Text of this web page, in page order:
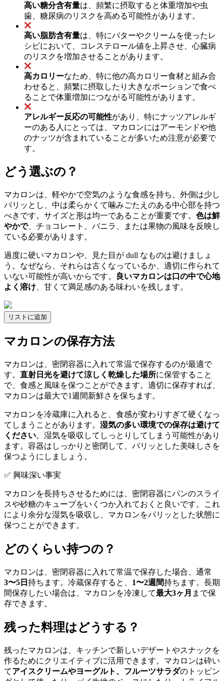
高い糖分含有量は、頻繁に摂取すると体重増加や虫
歯、糖尿病のリスクを高める可能性があります。
高い脂肪含有量は、特にバターやクリームを使ったレ
シピにおいて、コレステロール値を上昇させ、心臓病
のリスクを増加させることがあります。
高カロリーなため、特に他の高カロリー食材と組み合
わせると、頻繁に摂取したり大きなポーションで食べ
ることで体重増加につながる可能性があります。
アレルギー反応の可能性があり、特にナッツアレルギ
ーのある人にとっては、マカロンにはアーモンドや他
のナッツが含まれていることが多いため注意が必要で
す。
どう選ぶの？
マカロンは、軽やかで空気のような食感を持ち、外側は少し
パリッとし、中は柔らかくて噛みごたえのある中心部を持つ
べきです。サイズと形は均一であることが重要です。 色は鮮
やかで、チョコレート、バニラ、または果物の風味を反映し
ている必要があります。
過度に硬いマカロンや、見た目が dull なものは避けましょ
う。なぜなら、それらは古くなっているか、適切に作られて
いない可能性が高いからです。
良いマカロンは口の中で心地
よく溶け 、甘くて満足感のある味わいを残します。
リストに追加
マカロンの保存方法
マカロンは、密閉容器に入れて常温で保存するのが最適で
す。 直射日光を避けて涼しく乾燥した場所に保管すること
で、食感と風味を保つことができます。適切に保存すれば、
マカロンは最大で1週間新鮮さを保ちます。
マカロンを冷蔵庫に入れると、食感が変わりすぎて硬くなっ
てしまうことがあります。 湿気の多い環境での保存は避けて
ください。湿気を吸収してしっとりしてしまう可能性があり
ます。容器はしっかりと密閉して、パリッとした美味しさを
保つようにしましょう。
✅ 興味深い事実
マカロンを長持ちさせるためには、密閉容器にパンのスライ
スや砂糖のキューブをいくつか入れておくと良いです。これ
により余分な湿気を吸収し、マカロンをパリッとした状態に
保つことができます。
どのくらい持つの？
マカロンは、密閉容器に入れて常温で保存した場合、通常
3〜5日 持ちます。冷蔵保存すると、 1〜2週間持ちます。長期
間保存したい場合は、マカロンを冷凍して最大3ヶ月 まで保
存できます。
残った料理はどうする？
残ったマカロンは、キッチンで新しいデザートやスナックを
作るためにクリエイティブに活用できます。マカロンは砕い
てアイスクリームやヨーグルト、フルーツサラダのトッピン